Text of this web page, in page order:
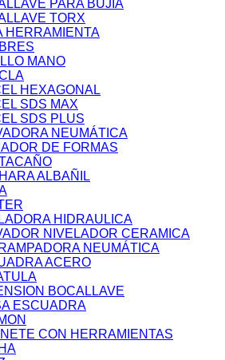
PARA BUJIA
TORX
HERRAMIENTA
MANO
HEXAGONAL
SDS MAX
SDS PLUS
NEUMÁTICA
DE FORMAS
ALBAÑIL
HIDRAULICA
NIVELADOR CERAMICA
NEUMÁTICA
ACERO
BOCALLAVE
ESCUADRA
CON HERRAMIENTAS